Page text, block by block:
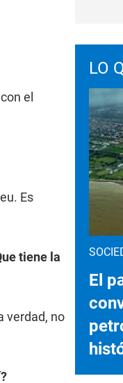
el
Es
tiene la
verdad, no
LO
El